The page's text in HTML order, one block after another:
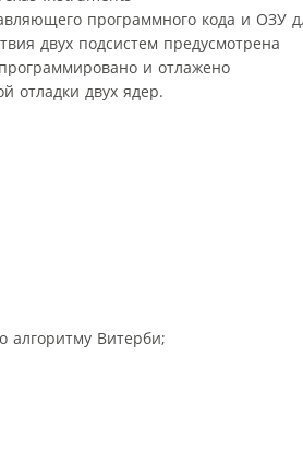
программного кода и ОЗУ
двух подсистем предусмотрена
и отлажено
отладки двух ядер.
алгоритму Витерби;